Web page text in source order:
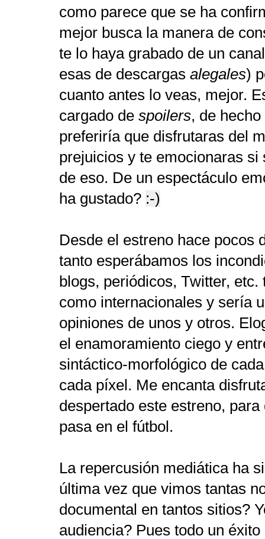
como parece que se ha
mejor busca la manera de
te lo haya grabado de un
esas de descargas alegales)
cuanto antes lo veas, mejor.
cargado de spoilers, de
preferiría que disfrutaras del
prejuicios y te emocionaras
de eso. De un espectáculo
ha gustado? :-)
Desde el estreno hace pocos
tanto esperábamos los
blogs, periódicos, Twitter,
como internacionales y sería
opiniones de unos y otros.
el enamoramiento ciego y
sintáctico-morfológico de
cada píxel. Me encanta
despertado este estreno,
pasa en el fútbol.
La repercusión mediática ha
última vez que vimos tantas
documental en tantos sitios?
audiencia? Pues todo un